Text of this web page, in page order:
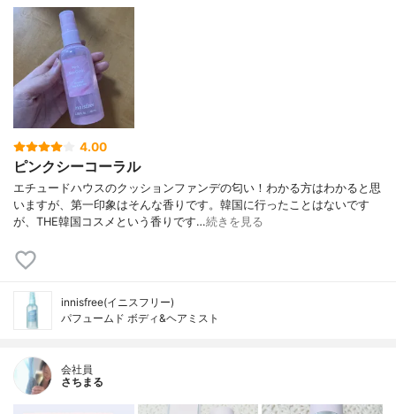
4.00
ピンクシーコーラル
エチュードハウスのクッションファンデの匂い！わかる方はわかると思
いますが、第一印象はそんな香りです。韓国に行ったことはないです
が、THE韓国コスメという香りです…続きを見る
innisfree(イニスフリー)
パフュームド ボディ&ヘアミスト
会社員
さちまる